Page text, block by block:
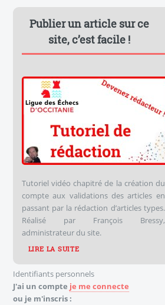
Publier un article sur ce
site, c’est facile !
Tutoriel vidéo chapitré de la création du
compte aux validations des articles en
passant par la rédaction d’articles types.
Réalisé par François Bressy,
administrateur du site.
LIRE LA SUITE
J'ai un compte je me connecte
ou je m'inscris :
Identifiants personnels